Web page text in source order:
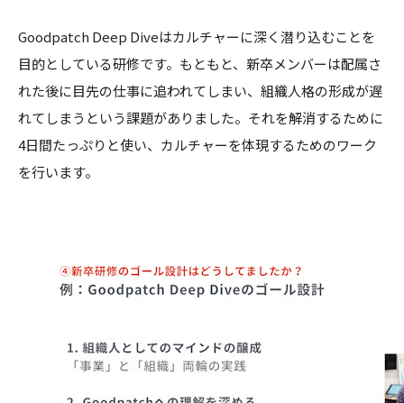
Goodpatch Deep Diveはカルチャーに深く潜り込むことを
目的としている研修です。もともと、新卒メンバーは配属さ
れた後に目先の仕事に追われてしまい、組織人格の形成が遅
れてしまうという課題がありました。それを解消するために
4日間たっぷりと使い、カルチャーを体現するためのワーク
を行います。